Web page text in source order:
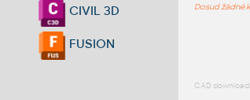
CIVIL 3D
FUSION
Dosud žádné
CAD